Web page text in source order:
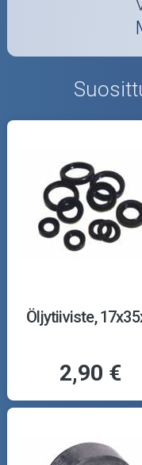
Öljytiiviste,
2,90 €